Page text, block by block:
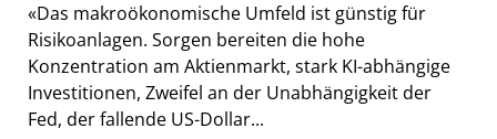
«Das makroökonomische Umfeld ist günstig für
Risikoanlagen. Sorgen bereiten die hohe
Konzentration am Aktienmarkt, stark KI-abhängige
Investitionen, Zweifel an der Unabhängigkeit der
Fed, der fallende US-Dollar...